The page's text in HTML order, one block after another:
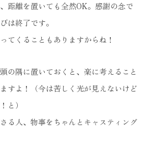
距離を置いても全然OK。感謝の念で
は終了です。
てくることもありますからね！
の隅に置いておくと、楽に考えること
すよ！（今は苦しく光が見えないけど
と）
る人、物事をちゃんとキャスティング